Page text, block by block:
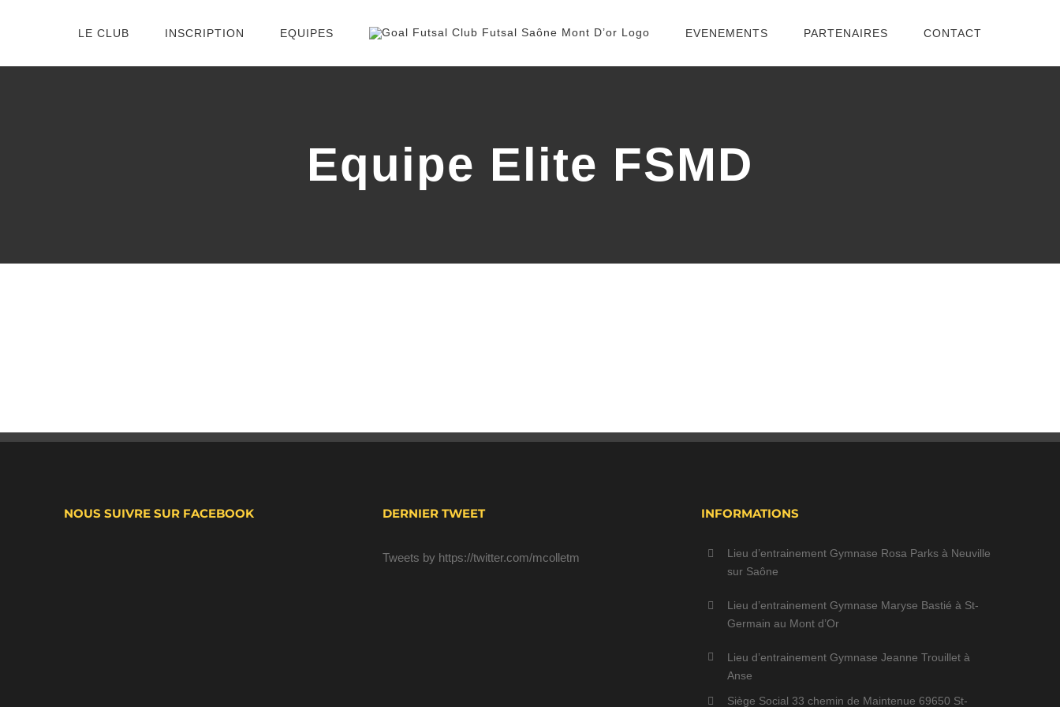
contenu
LE CLUB INSCRIPTION EQUIPES EVENEMENTS PARTENAIRES CONTACT
Equipe Elite FSMD
NOUS SUIVRE SUR FACEBOOK DERNIER TWEET
Tweets by https://twitter.com/mcolletm
INFORMATIONS
Lieu d’entrainement Gymnase Rosa Parks à Neuville
sur Saône
Lieu d’entrainement Gymnase Maryse Bastié à St-
Germain au Mont d’Or
Lieu d’entrainement Gymnase Jeanne Trouillet à
Anse
Siège Social 33 chemin de Maintenue 69650 St-